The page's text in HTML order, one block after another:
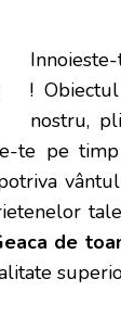
!
nostru,
te pe
de